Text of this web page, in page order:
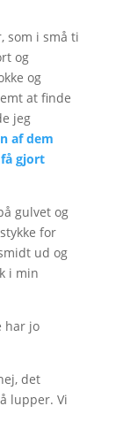
som i små ti
og
og
at finde
jeg
af dem
gjort
gulvet og
for
ud og
i min
har jo
det
lupper. Vi